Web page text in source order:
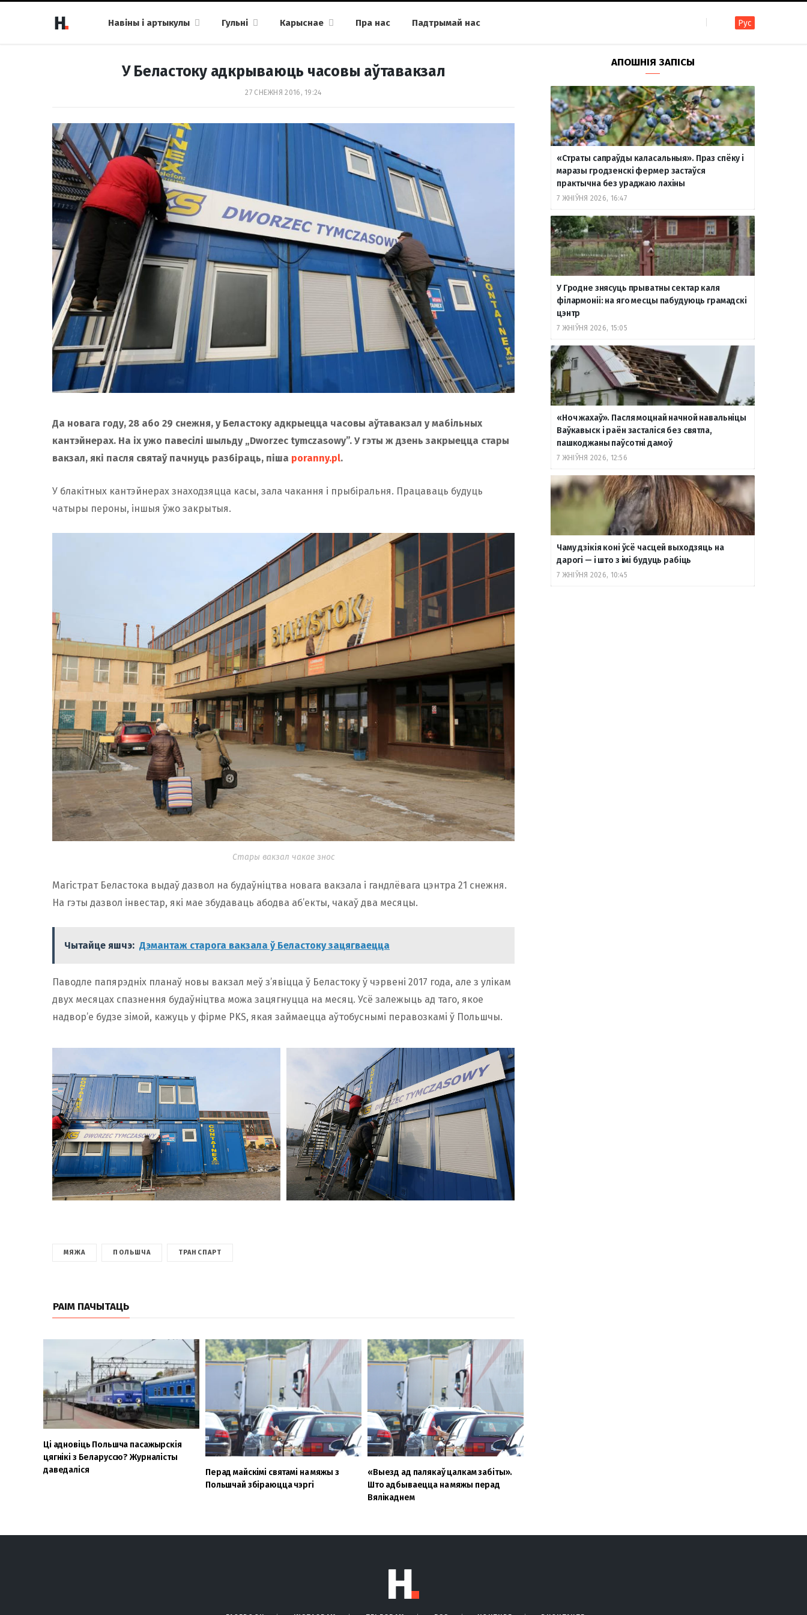
Навіны і артыкулы Гульні Карыснае Пра нас
Падтрымай нас
F
a
c
e
o
I
n
s
t
g
m
T
e
l
e
r
a
R
S
S
Y
o
u
T
b
В
к
о
н
а
к
е
Рус
У Беластоку адкрываюць часовы аўтавакзал
27 СНЕЖНЯ 2016, 19:24
Да новага году, 28 або 29 снежня, у Беластоку адкрыецца часовы аўтавакзал у мабільных
кантэйнерах. На іх ужо павесілі шыльду „Dworzec tymczasowy”. У гэты ж дзень закрыецца стары
вакзал, які пасля святаў пачнуць разбіраць, піша poranny.pl.
У блакітных кантэйнерах знаходзяцца касы, зала чакання і прыбіральня. Працаваць будуць
чатыры пероны, іншыя ўжо закрытыя.
Стары вакзал чакае знос
Магістрат Беластока выдаў дазвол на будаўніцтва новага вакзала і гандлёвага цэнтра 21 снежня.
На гэты дазвол інвестар, які мае збудаваць абодва аб’екты, чакаў два месяцы.
Чытайце яшчэ: Дэмантаж старога вакзала ў Беластоку зацягваецца
Паводле папярэдніх планаў новы вакзал меў з’явіцца ў Беластоку ў чэрвені 2017 года, але з улікам
двух месяцах спазнення будаўніцтва можа зацягнуцца на месяц. Усё залежыць ад таго, якое
надвор’е будзе зімой, кажуць у фірме PKS, якая займаецца аўтобуснымі перавозкамі ў Польшчы.
МЯЖА ПОЛЬШЧА ТРАНСПАРТ
РАІМ ПАЧЫТАЦЬ
Ці адновіць Польшча пасажырскія
цягнікі з Беларуссю? Журналісты
даведаліся
Перад майскімі святамі на мяжы з
Польшчай збіраюцца чэргі
«Выезд ад палякаў цалкам забіты».
Што адбываецца на мяжы перад
Вялікаднем
АПОШНІЯ ЗАПІСЫ
«Страты сапраўды каласальныя». Праз спёку і
маразы гродзенскі фермер застаўся
практычна без ураджаю лахіны
7 ЖНІЎНЯ 2026, 16:47
У Гродне знясуць прыватны сектар каля
філармоніі: на яго месцы пабудуюць грамадскі
цэнтр
7 ЖНІЎНЯ 2026, 15:05
«Ноч жахаў». Пасля моцнай начной навальніцы
Ваўкавыск і раён засталіся без святла,
пашкоджаны паўсотні дамоў
7 ЖНІЎНЯ 2026, 12:56
Чаму дзікія коні ўсё часцей выходзяць на
дарогі — і што з імі будуць рабіць
7 ЖНІЎНЯ 2026, 10:45